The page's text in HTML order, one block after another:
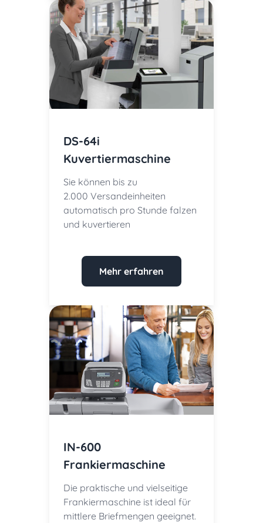
DS-64i
Kuvertiermaschine
Sie können bis zu
2.000 Versandeinheiten
automatisch pro Stunde falzen
und kuvertieren
Mehr erfahren
IN-600
Frankiermaschine
Die praktische und vielseitige
Frankiermaschine ist ideal für
mittlere Briefmengen geeignet.